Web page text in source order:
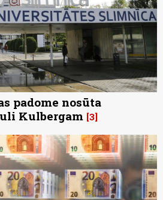
padome nosūta
Kulbergam 3